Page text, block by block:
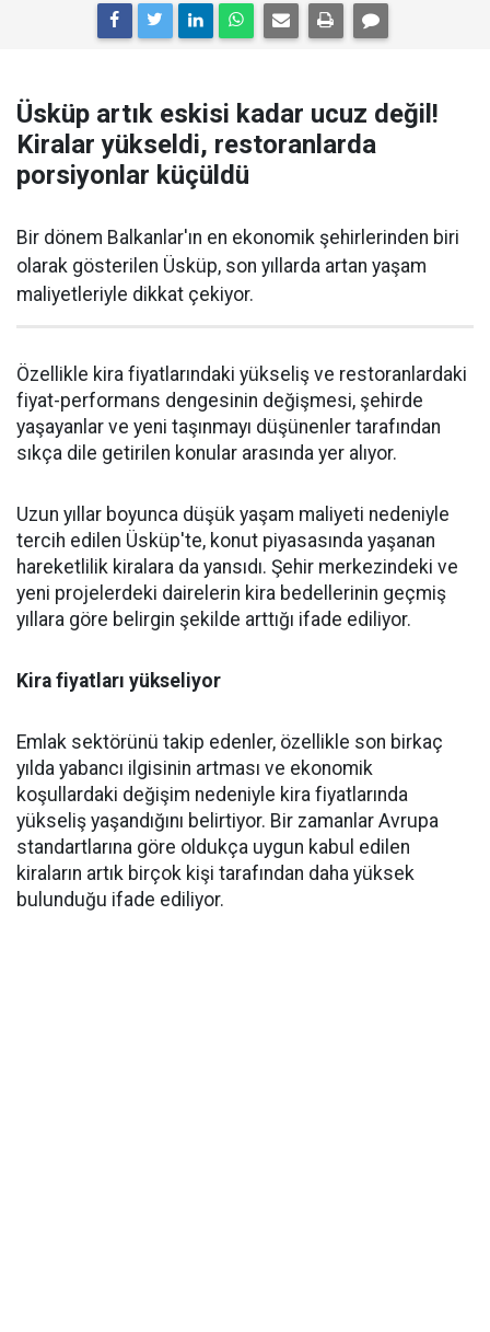
Üsküp artık eskisi kadar ucuz değil!
Kiralar yükseldi, restoranlarda
porsiyonlar küçüldü
Bir dönem Balkanlar'ın en ekonomik şehirlerinden biri
olarak gösterilen Üsküp, son yıllarda artan yaşam
maliyetleriyle dikkat çekiyor.
Özellikle kira fiyatlarındaki yükseliş ve restoranlardaki
fiyat-performans dengesinin değişmesi, şehirde
yaşayanlar ve yeni taşınmayı düşünenler tarafından
sıkça dile getirilen konular arasında yer alıyor.
Uzun yıllar boyunca düşük yaşam maliyeti nedeniyle
tercih edilen Üsküp'te, konut piyasasında yaşanan
hareketlilik kiralara da yansıdı. Şehir merkezindeki ve
yeni projelerdeki dairelerin kira bedellerinin geçmiş
yıllara göre belirgin şekilde arttığı ifade ediliyor.
Kira fiyatları yükseliyor
Emlak sektörünü takip edenler, özellikle son birkaç
yılda yabancı ilgisinin artması ve ekonomik
koşullardaki değişim nedeniyle kira fiyatlarında
yükseliş yaşandığını belirtiyor. Bir zamanlar Avrupa
standartlarına göre oldukça uygun kabul edilen
kiraların artık birçok kişi tarafından daha yüksek
bulunduğu ifade ediliyor.